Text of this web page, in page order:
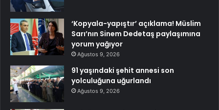
‘Kopyala-yapıştır’ açıklama! Müslim
Sarı’nın Sinem Dedetaş paylaşımına
yorum yağıyor
Ağustos 9, 2026
91 yaşındaki şehit annesi son
yolculuğuna uğurlandı
Ağustos 9, 2026